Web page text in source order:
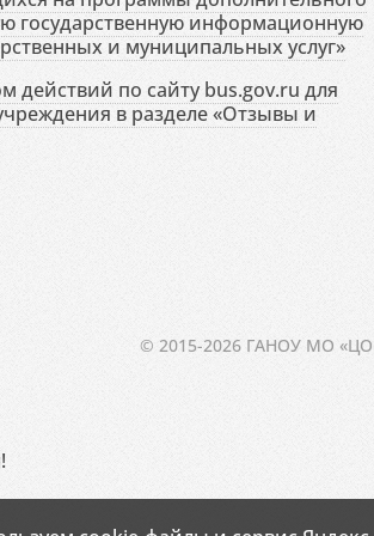
государственную информационную
и муниципальных услуг»
действий по сайту bus.gov.ru для
в разделе «Отзывы и
© 2015-2026 ГАНОУ МО